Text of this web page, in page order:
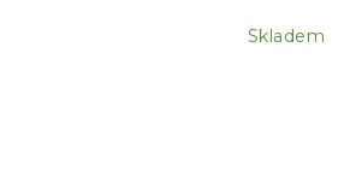
Skladem